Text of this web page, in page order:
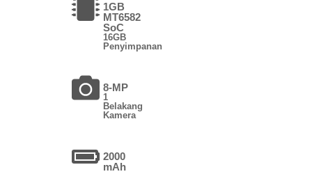
1GB
MT6582
SoC
16GB
Penyimpanan
8-MP
1
Belakang
Kamera
2000
mAh